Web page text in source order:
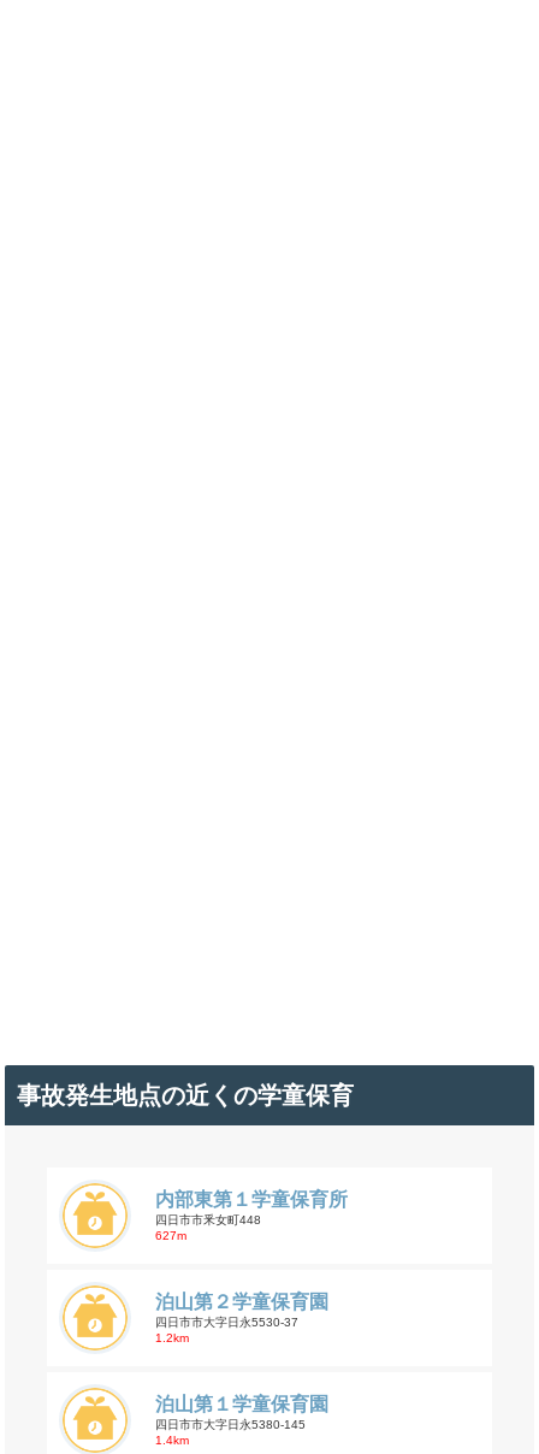
事故発生地点の近くの学童保育
内部東第１学童保育所
四日市市釆女町448
627m
泊山第２学童保育園
四日市市大字日永5530-37
1.2km
泊山第１学童保育園
四日市市大字日永5380-145
1.4km